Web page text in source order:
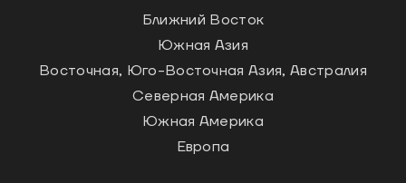
Ближний Восток
Южная Азия
Восточная, Юго-Восточная Азия, Австралия
Северная Америка
Южная Америка
Европа